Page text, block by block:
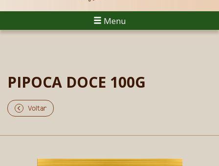
Menu
PIPOCA DOCE 100G
Voltar